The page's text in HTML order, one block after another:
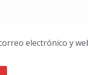
electrónico y